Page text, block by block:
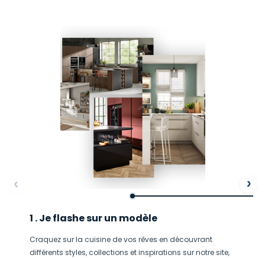
1 . Je flashe sur un modèle
Craquez sur la cuisine de vos rêves en découvrant
différents styles, collections et inspirations sur notre site,